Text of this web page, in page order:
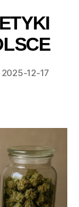
2025-12-17